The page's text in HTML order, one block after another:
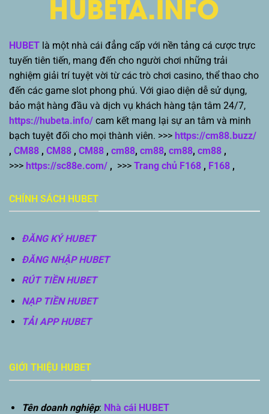
HUBET là một nhà cái đẳng cấp với nền tảng cá cược trực
tuyến tiên tiến, mang đến cho người chơi những trải
nghiệm giải trí tuyệt vời từ các trò chơi casino, thể thao cho
đến các game slot phong phú. Với giao diện dễ sử dụng,
bảo mật hàng đầu và dịch vụ khách hàng tận tâm 24/7,
https://hubeta.info/ cam kết mang lại sự an tâm và minh
bạch tuyệt đối cho mọi thành viên. >>> https://cm88.buzz/
, CM88 , CM88 , CM88 , cm88, cm88, cm88, cm88 ,
>>> https://sc88e.com/ , >>> Trang chủ F168 , F168 ,
CHÍNH SÁCH HUBET
ĐĂNG KÝ HUBET
ĐĂNG NHẬP HUBET
RÚT TIỀN HUBET
NẠP TIỀN HUBET
TẢI APP HUBET
GIỚI THIỆU HUBET
Tên doanh nghiệp: Nhà cái HUBET